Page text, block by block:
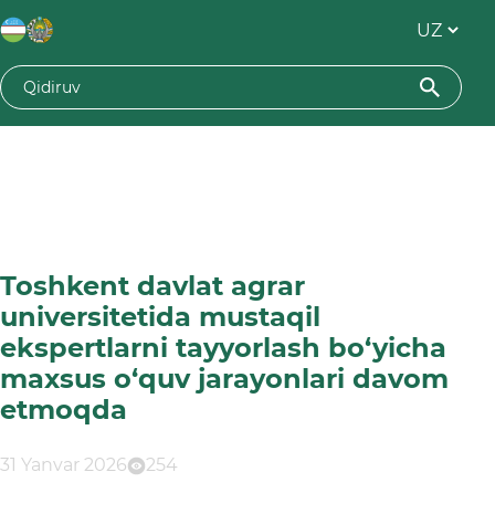
Toshkent davlat agrar
universitetida mustaqil
ekspertlarni tayyorlash bo‘yicha
maxsus o‘quv jarayonlari davom
etmoqda
31 Yanvar 2026 254